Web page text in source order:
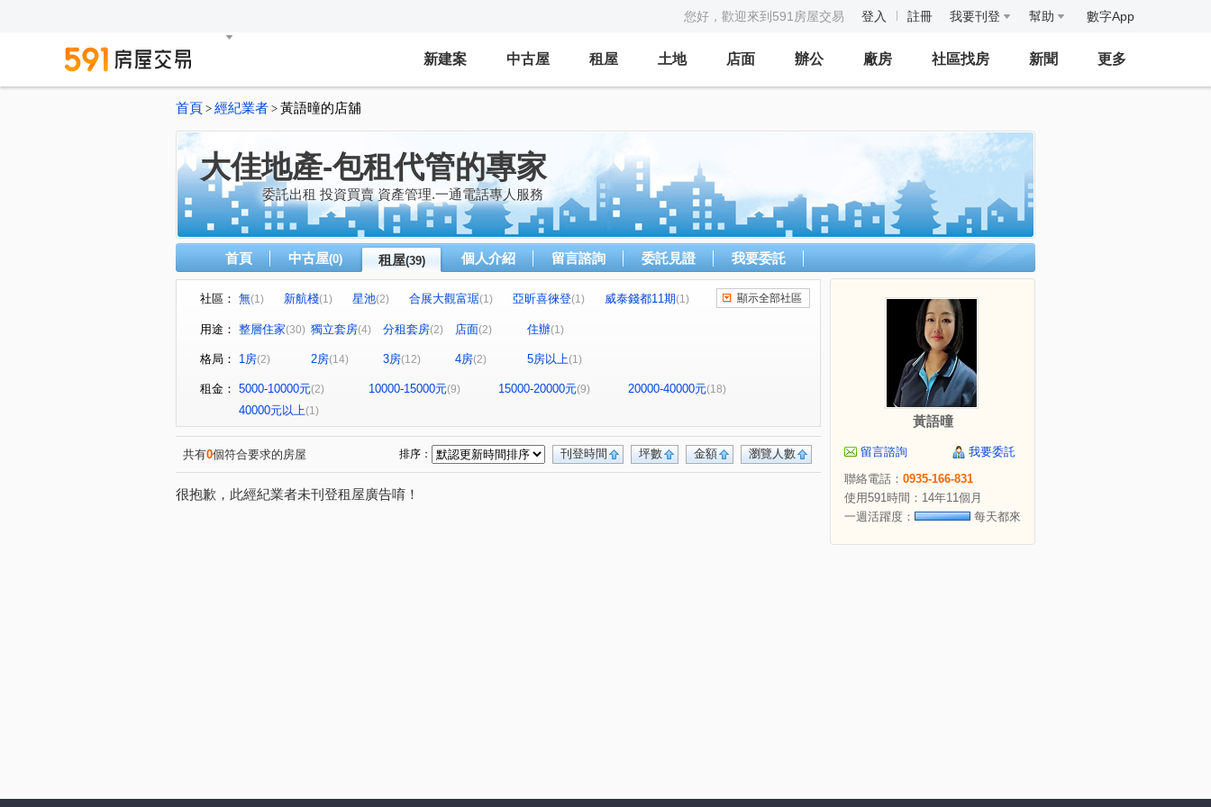
您好，歡迎來到591房屋交易 登入 註冊 我要刊登 幫助 數字App
新建案 中古屋 租屋 土地 店面 辦公 廠房 社區找房 新聞 更多
首頁 > 經紀業者 > 黃語曈的店舖
大佳地產-包租代管的專家
委託出租 投資買賣 資產管理.一通電話專人服務
首頁 中古屋(0) 租屋(39) 個人介紹 留言諮詢 委託見證 我要委託
社區： 無(1) 新航棧(1) 星池(2) 合展大觀富琚(1) 亞昕喜徠登(1) 威泰錢都11期(1)
無 (1) 音悅琉璃 (1) 和境寓見 (2) 三本四季 大來賞
青川馥 遠雄夏沐 桃園第一廣場二期商業大樓(1) 竹城富士
達曜輕鬆GO(1) 竹城鶴岡(1) 雙享樓(1) 昭揚君喆 (1) 佳展好市佳 (1)
傳佳謙里(1)
竹城和賞(1) 中興路(1) 大觀路(1) 南福街(2) 六合一街(1) 高鐵北路一段(1)
自立一街(1) 春日路 (1) 中正三街(1) 莊敬三街(2) 青溪一路(1)
美和路(1) 青田街(1) 富國路三段(1) 中山東路(1) 航科路(1) 中正路(1)
楊湖路四段(1) 海方路 (1) 中正一路
顯示全部社區
用途： 整層住家(30) 獨立套房(4) 分租套房(2) 店面(2) 住辦(1)
格局： 1房(2) 2房(14) 3房(12) 4房(2) 5房以上(1)
租金： 5000-10000元(2) 10000-15000元(9) 15000-20000元(9) 20000-40000元(18)
40000元以上(1)
共有0個符合要求的房屋 瀏覽人數
金額
坪數
刊登時間
排序：
很抱歉，此經紀業者未刊登租屋廣告唷！
黃語曈
留言諮詢
我要委託
聯絡電話： 0935-166-831
使用591時間：14年11個月
一週活躍度：
每天都來